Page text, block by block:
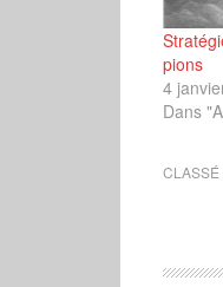
pions
4
Dans
CLASSÉ